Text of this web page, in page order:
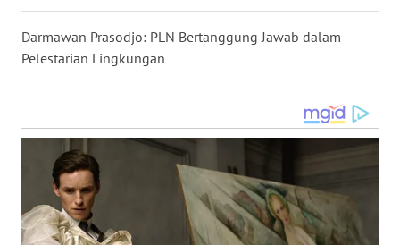
Darmawan Prasodjo: PLN Bertanggung Jawab dalam
Pelestarian Lingkungan
WN
BENGKULU
WN